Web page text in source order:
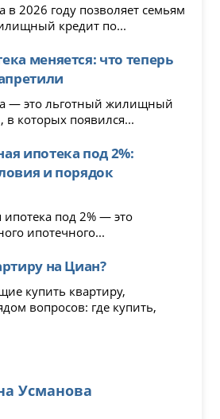
в 2026 году позволяет семьям
кредит по...
меняется: что теперь
— это льготный жилищный
в которых появился...
ипотека под 2%:
и порядок
под 2% — это
ипотечного...
на Циан?
купить квартиру,
вопросов: где купить,
Усманова